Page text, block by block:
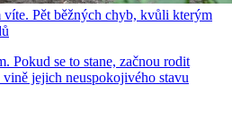
víte. Pět běžných chyb, kvůli kterým
Pokud se to stane, začnou rodit
jejich neuspokojivého stavu